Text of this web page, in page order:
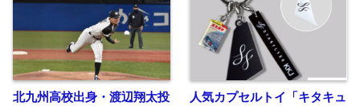
北九州高校出身・渡辺翔太投
人気カプセルトイ「キタキュ